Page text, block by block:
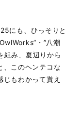
にも、ひっそりと
・”八潮
組み、夏辺りから
、このヘンテコな
もわかって貰え